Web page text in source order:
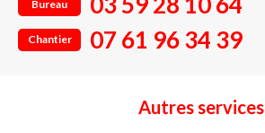
Bureau
Chantier 07 61 96 34 39
Autres services